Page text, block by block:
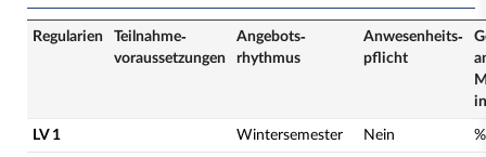
Regularien
Teilnahme­
voraussetzungen
Angebots­
rhythmus
Anwesenheits­
pflicht
LV 1 Wintersemester Nein %